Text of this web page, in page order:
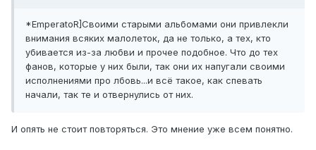
*EmperatoR]Своими старыми альбомами они привлекли
внимания всяких малолеток, да не только, а тех, кто
убивается из-за любви и прочее подобное. Что до тех
фанов, которые у них были, так они их напугали своими
исполнениями про лбовь...и всё такое, как спевать
начали, так те и отвернулись от них.
И опять не стоит повторяться. Это мнение уже всем понятно.